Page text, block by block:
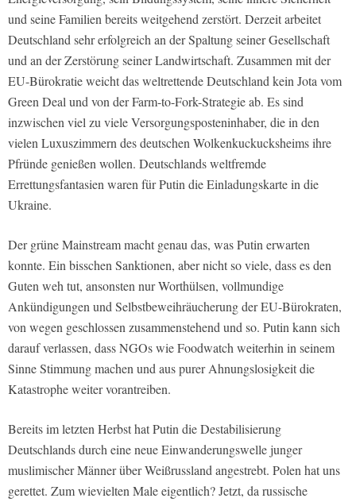
und seine Familien bereits weitgehend zerstört. Derzeit arbeitet
Deutschland sehr erfolgreich an der Spaltung seiner Gesellschaft
und an der Zerstörung seiner Landwirtschaft. Zusammen mit der
EU-Bürokratie weicht das weltrettende Deutschland kein Jota vom
Green Deal und von der Farm-to-Fork-Strategie ab. Es sind
inzwischen viel zu viele Versorgungsposteninhaber, die in den
vielen Luxuszimmern des deutschen Wolkenkuckucksheims ihre
Pfründe genießen wollen. Deutschlands weltfremde
Errettungsfantasien waren für Putin die Einladungskarte in die
Ukraine.
Der grüne Mainstream macht genau das, was Putin erwarten
konnte. Ein bisschen Sanktionen, aber nicht so viele, dass es den
Guten weh tut, ansonsten nur Worthülsen, vollmundige
Ankündigungen und Selbstbeweihräucherung der EU-Bürokraten,
von wegen geschlossen zusammenstehend und so. Putin kann sich
darauf verlassen, dass NGOs wie Foodwatch weiterhin in seinem
Sinne Stimmung machen und aus purer Ahnungslosigkeit die
Katastrophe weiter vorantreiben.
Bereits im letzten Herbst hat Putin die Destabilisierung
Deutschlands durch eine neue Einwanderungswelle junger
muslimischer Männer über Weißrussland angestrebt. Polen hat uns
gerettet. Zum wievielten Male eigentlich? Jetzt, da russische